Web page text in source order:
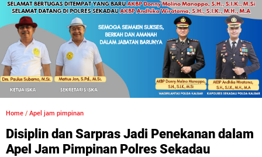
Home / Apel jam pimpinan
Disiplin dan Sarpras Jadi Penekanan dalam
Apel Jam Pimpinan Polres Sekadau